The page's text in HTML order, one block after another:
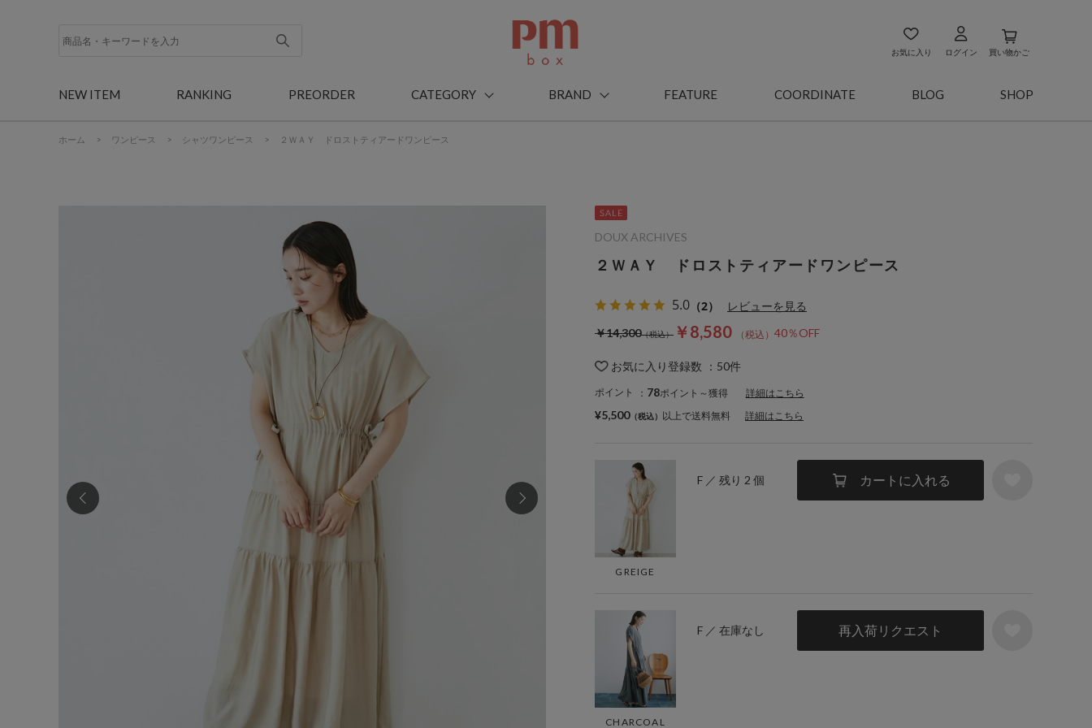
お気に入り ログイン 買い物かご
NEW ITEM RANKING PREORDER CATEGORY BRAND FEATURE COORDINATE BLOG SHOP
ホーム > ワンピース > シャツワンピース > ２ＷＡＹ ドロストティアードワンピース
２ＷＡＹ ドロストティアードワンピース
5.0 （2） レビューを見る
￥8,580 40％OFF
￥14,300
お気に入り登録数 ： 50件
ポイント ： 78ポイント～獲得 詳細はこちら
GREIGE
F ／ 残り 2 個 カートに入れる
CHARCOAL
F ／ 在庫なし 再入荷リクエスト
DOUX ARCHIVES
¥5,500 以上で送料無料 詳細はこちら